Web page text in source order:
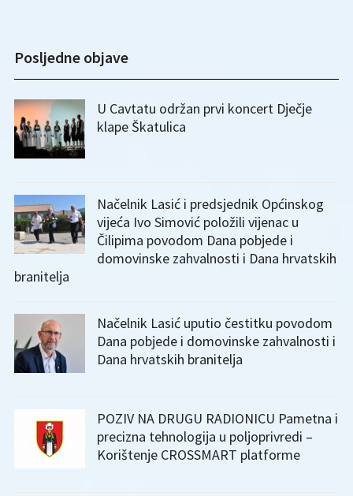
Posljedne objave
U Cavtatu održan prvi koncert Dječje
klape Škatulica
Načelnik Lasić i predsjednik Općinskog
vijeća Ivo Simović položili vijenac u
Čilipima povodom Dana pobjede i
domovinske zahvalnosti i Dana hrvatskih
branitelja
Načelnik Lasić uputio čestitku povodom
Dana pobjede i domovinske zahvalnosti i
Dana hrvatskih branitelja
POZIV NA DRUGU RADIONICU Pametna i
precizna tehnologija u poljoprivredi –
Korištenje CROSSMART platforme